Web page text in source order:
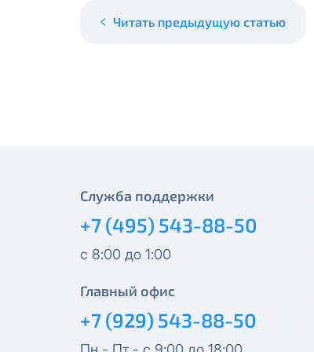
Читать предыдущую статью
Служба поддержки
+7 (495) 543-88-50
с 8:00 до 1:00
Главный офис
+7 (929) 543-88-50
МойДом300
IP-адрес будет